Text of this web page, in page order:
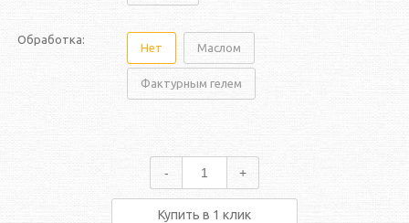
Обработка:
Нет Маслом
Фактурным гелем
- +
Купить в 1 клик